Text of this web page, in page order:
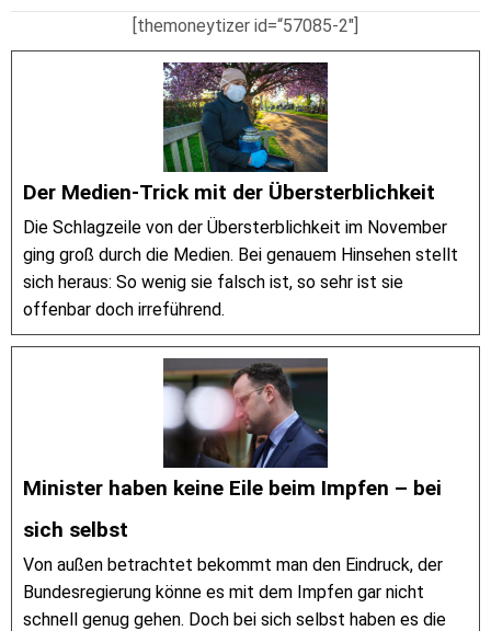
[themoneytizer id=“57085-2″]
Der Medien-Trick mit der Übersterblichkeit
Die Schlagzeile von der Übersterblichkeit im November
ging groß durch die Medien. Bei genauem Hinsehen stellt
sich heraus: So wenig sie falsch ist, so sehr ist sie
offenbar doch irreführend.
Minister haben keine Eile beim Impfen – bei
sich selbst
Von außen betrachtet bekommt man den Eindruck, der
Bundesregierung könne es mit dem Impfen gar nicht
schnell genug gehen. Doch bei sich selbst haben es die